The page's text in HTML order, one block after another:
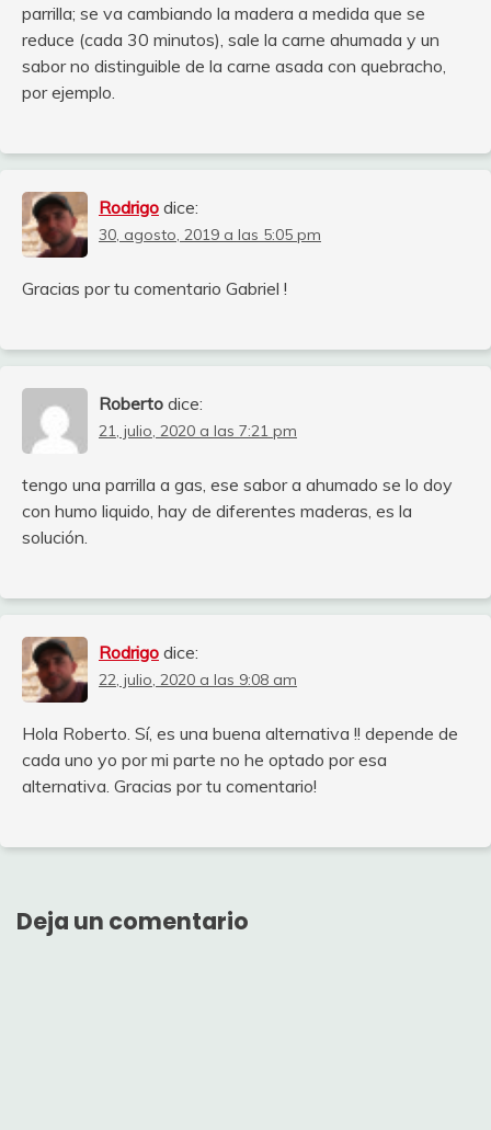
parrilla; se va cambiando la madera a medida que se
reduce (cada 30 minutos), sale la carne ahumada y un
sabor no distinguible de la carne asada con quebracho,
por ejemplo.
Rodrigo dice:
30, agosto, 2019 a las 5:05 pm
Gracias por tu comentario Gabriel !
Roberto dice:
21, julio, 2020 a las 7:21 pm
tengo una parrilla a gas, ese sabor a ahumado se lo doy
con humo liquido, hay de diferentes maderas, es la
solución.
Rodrigo dice:
22, julio, 2020 a las 9:08 am
Hola Roberto. Sí, es una buena alternativa !! depende de
cada uno yo por mi parte no he optado por esa
alternativa. Gracias por tu comentario!
Deja un comentario